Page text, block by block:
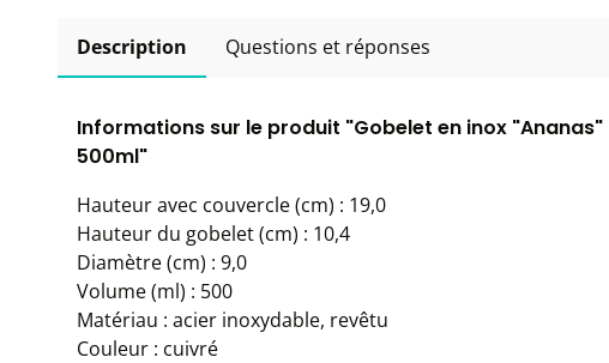
Description Questions et réponses
Informations sur le produit "Gobelet en inox
500ml"
Hauteur avec couvercle (cm) : 19,0
Hauteur du gobelet (cm) : 10,4
Diamètre (cm) : 9,0
Volume (ml) : 500
Matériau : acier inoxydable, revêtu
Couleur : cuivré